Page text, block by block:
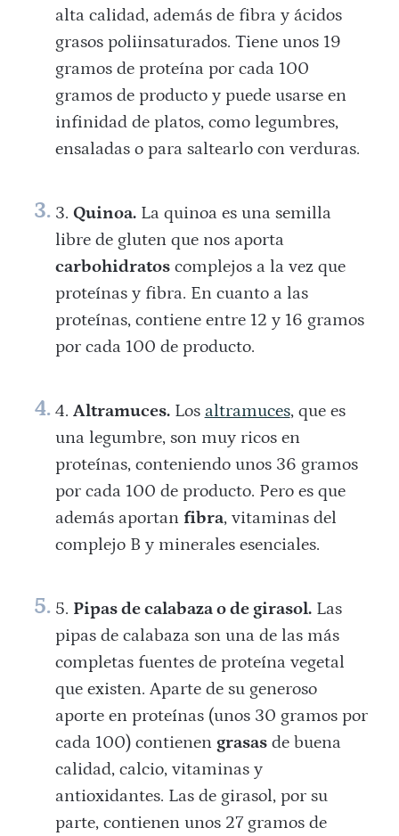
alta calidad, además de fibra y ácidos
grasos poliinsaturados. Tiene unos 19
gramos de proteína por cada 100
gramos de producto y puede usarse en
infinidad de platos, como legumbres,
ensaladas o para saltearlo con verduras.
Quinoa.La quinoa es una semilla
libre de gluten que nos aporta
carbohidratoscomplejos a la vez que
proteínas y fibra. En cuanto a las
proteínas, contiene entre 12 y 16 gramos
por cada 100 de producto.
Altramuces.Los altramuces, que es
una legumbre, son muy ricos en
proteínas, conteniendo unos 36 gramos
por cada 100 de producto. Pero es que
además aportan fibra, vitaminas del
complejo B y minerales esenciales.
Pipas de calabaza o de girasol.Las
pipas de calabaza son una de las más
completas fuentes de proteína vegetal
que existen. Aparte de su generoso
aporte en proteínas (unos 30 gramos por
cada 100) contienen grasasde buena
calidad, calcio, vitaminas y
antioxidantes. Las de girasol, por su
parte, contienen unos 27 gramos de